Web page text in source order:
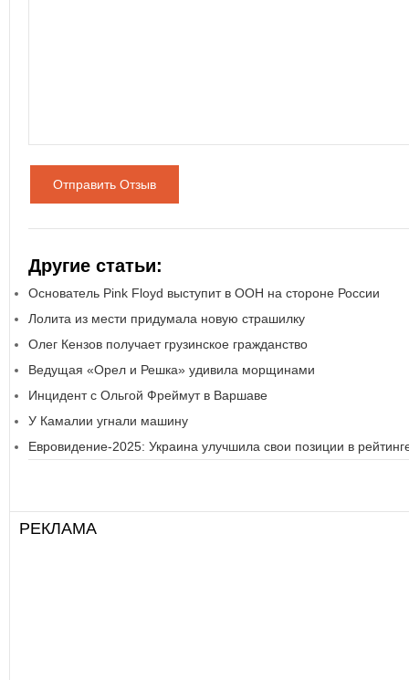
Отправить Отзыв
Другие статьи:
Основатель Pink Floyd выступит в ООН на стороне России
Лолита из мести придумала новую страшилку
Олег Кензов получает грузинское гражданство
Ведущая «Орел и Решка» удивила морщинами
Инцидент с Ольгой Фреймут в Варшаве
У Камалии угнали машину
Евровидение-2025: Украина улучшила свои позиции в
РЕКЛАМА